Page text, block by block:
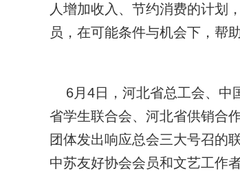
人增加收入、节约消费的计划
员，在可能条件与机会下，
6月4日，河北省总工会、中
省学生联合会、河北省供销合
团体发出响应总会三大号召的
中苏友好协会会员和文艺工作